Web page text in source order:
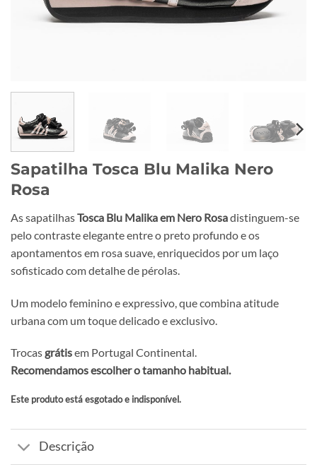
Sapatilha Tosca Blu Malika Nero
Rosa
As sapatilhasTosca Blu Malika em Nero Rosadistinguem-se
pelo contraste elegante entre o preto profundo e os
apontamentos em rosa suave, enriquecidos por um laço
sofisticado com detalhe de pérolas.
Um modelo feminino e expressivo, que combina atitude
urbana com um toque delicado e exclusivo.
Trocas grátisem Portugal Continental.
Recomendamos escolher o tamanho habitual.
Este produto está esgotado e indisponível.
Alternative:
Descrição